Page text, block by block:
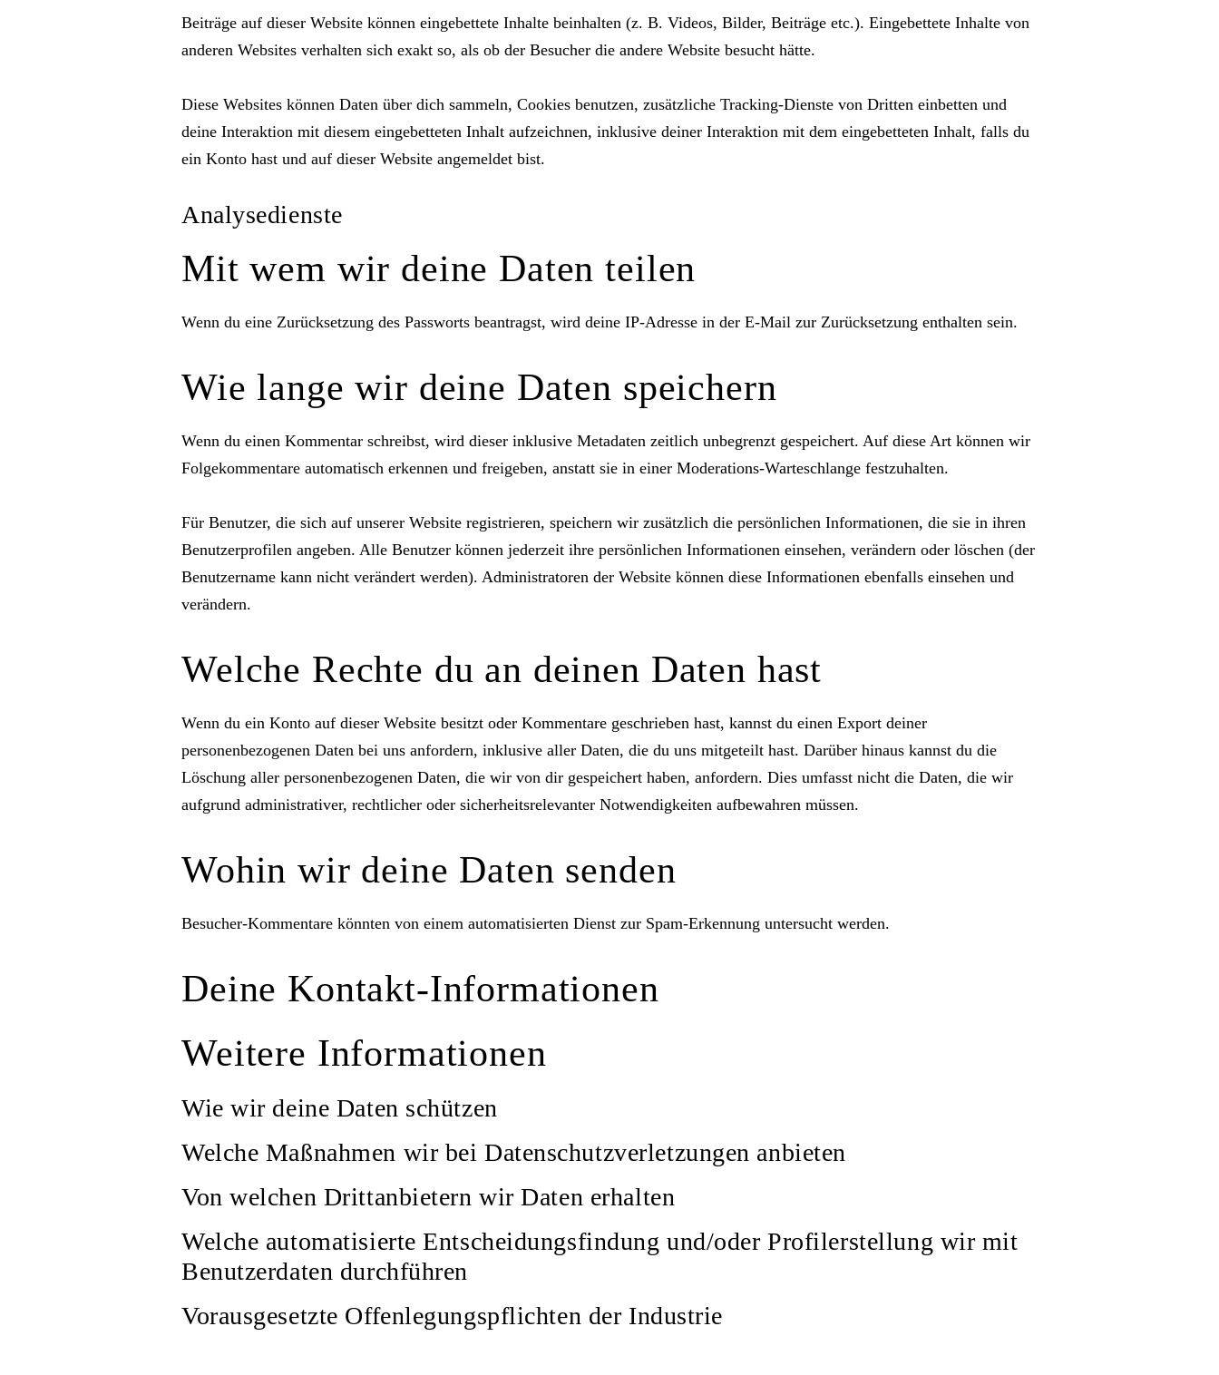
Beiträge auf dieser Website können eingebettete Inhalte beinhalten (z. B. Videos, Bilder, Beiträge etc.). Eingebettete Inhalte von
anderen Websites verhalten sich exakt so, als ob der Besucher die andere Website besucht hätte.
Diese Websites können Daten über dich sammeln, Cookies benutzen, zusätzliche Tracking-Dienste von Dritten einbetten und
deine Interaktion mit diesem eingebetteten Inhalt aufzeichnen, inklusive deiner Interaktion mit dem eingebetteten Inhalt, falls du
ein Konto hast und auf dieser Website angemeldet bist.
Analysedienste
Mit wem wir deine Daten teilen
Wenn du eine Zurücksetzung des Passworts beantragst, wird deine IP-Adresse in der E-Mail zur Zurücksetzung enthalten sein.
Wie lange wir deine Daten speichern
Wenn du einen Kommentar schreibst, wird dieser inklusive Metadaten zeitlich unbegrenzt gespeichert. Auf diese Art können wir
Folgekommentare automatisch erkennen und freigeben, anstatt sie in einer Moderations-Warteschlange festzuhalten.
Für Benutzer, die sich auf unserer Website registrieren, speichern wir zusätzlich die persönlichen Informationen, die sie in ihren
Benutzerprofilen angeben. Alle Benutzer können jederzeit ihre persönlichen Informationen einsehen, verändern oder löschen (der
Benutzername kann nicht verändert werden). Administratoren der Website können diese Informationen ebenfalls einsehen und
verändern.
Welche Rechte du an deinen Daten hast
Wenn du ein Konto auf dieser Website besitzt oder Kommentare geschrieben hast, kannst du einen Export deiner
personenbezogenen Daten bei uns anfordern, inklusive aller Daten, die du uns mitgeteilt hast. Darüber hinaus kannst du die
Löschung aller personenbezogenen Daten, die wir von dir gespeichert haben, anfordern. Dies umfasst nicht die Daten, die wir
aufgrund administrativer, rechtlicher oder sicherheitsrelevanter Notwendigkeiten aufbewahren müssen.
Wohin wir deine Daten senden
Besucher-Kommentare könnten von einem automatisierten Dienst zur Spam-Erkennung untersucht werden.
Deine Kontakt-Informationen
Weitere Informationen
Wie wir deine Daten schützen
Welche Maßnahmen wir bei Datenschutzverletzungen anbieten
Von welchen Drittanbietern wir Daten erhalten
Welche automatisierte Entscheidungsfindung und/oder Profilerstellung wir mit
Benutzerdaten durchführen
Vorausgesetzte Offenlegungspflichten der Industrie